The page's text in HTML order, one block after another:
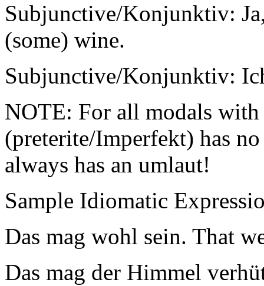
Subjunctive/Konjunktiv:
(some) wine.
Subjunctive/Konjunktiv:
NOTE: For all modals with
(preterite/Imperfekt) has
always has an umlaut!
Sample Idiomatic
Das mag wohl sein. That
Das mag der Himmel